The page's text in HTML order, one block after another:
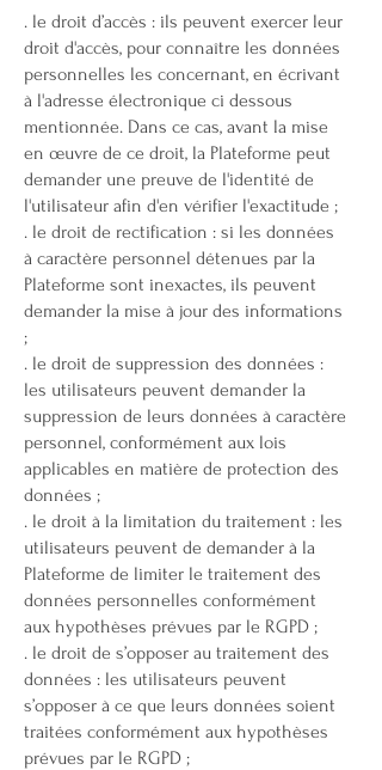
. le droit d’accès : ils peuvent exercer leur
droit d'accès, pour connaître les données
personnelles les concernant, en écrivant
à l'adresse électronique ci dessous
mentionnée. Dans ce cas, avant la mise
en œuvre de ce droit, la Plateforme peut
demander une preuve de l'identité de
l'utilisateur afin d'en vérifier l'exactitude ;
. le droit de rectification : si les données
à caractère personnel détenues par la
Plateforme sont inexactes, ils peuvent
demander la mise à jour des informations
;
. le droit de suppression des données :
les utilisateurs peuvent demander la
suppression de leurs données à caractère
personnel, conformément aux lois
applicables en matière de protection des
données ;
. le droit à la limitation du traitement : les
utilisateurs peuvent de demander à la
Plateforme de limiter le traitement des
données personnelles conformément
aux hypothèses prévues par le RGPD ;
. le droit de s’opposer au traitement des
données : les utilisateurs peuvent
s’opposer à ce que leurs données soient
traitées conformément aux hypothèses
prévues par le RGPD ;